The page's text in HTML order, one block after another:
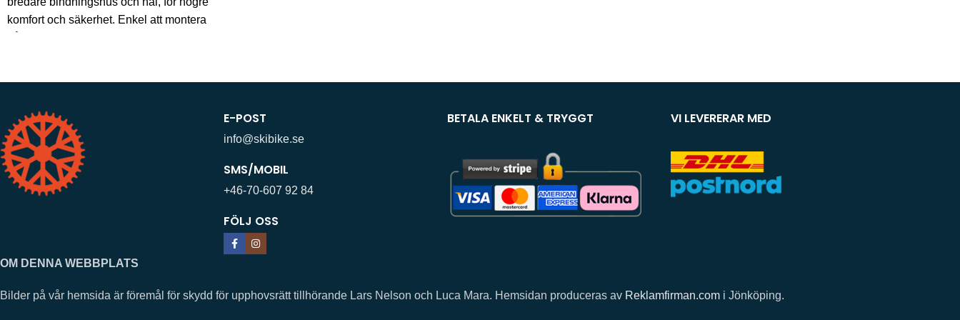
komfort och säkerhet. Enkel att montera
E-POST
info@skibike.se
SMS/MOBIL
+46-70-607 92 84
FÖLJ OSS
BETALA ENKELT & TRYGGT VI LEVERERAR MED
OM DENNA WEBBPLATS
Bilder på vår hemsida är föremål för skydd för upphovsrätt tillhörande Lars Nelson och Luca Mara. Hemsidan produceras av Reklamfirman.com i Jönköping.